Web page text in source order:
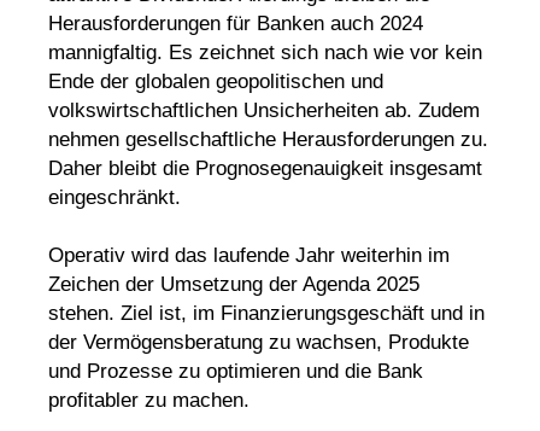
Herausforderungen für Banken auch 2024
mannigfaltig. Es zeichnet sich nach wie vor kein
Ende der globalen geopolitischen und
volkswirtschaftlichen Unsicherheiten ab. Zudem
nehmen gesellschaftliche Herausforderungen zu.
Daher bleibt die Prognosegenauigkeit insgesamt
eingeschränkt.
Operativ wird das laufende Jahr weiterhin im
Zeichen der Umsetzung der Agenda 2025
stehen. Ziel ist, im Finanzierungsgeschäft und in
der Vermögensberatung zu wachsen, Produkte
und Prozesse zu optimieren und die Bank
profitabler zu machen.